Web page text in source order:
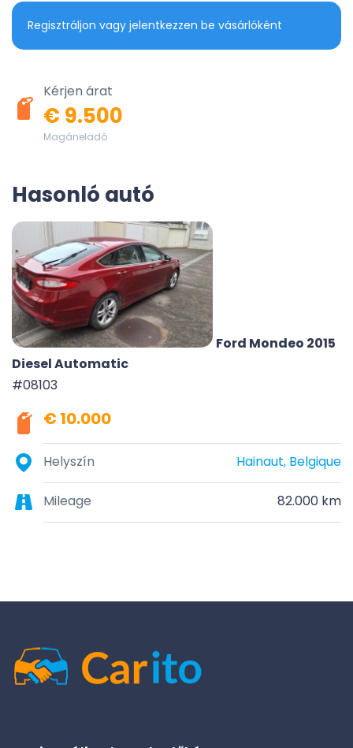
Regisztráljon vagy jelentkezzen be vásárlóként
Kérjen árat
€ 9.500
Magáneladó
Hasonló autó
Ford Mondeo 2015
Diesel Automatic
#08103
€ 10.000
Helyszín Hainaut, Belgique
Mileage 82.000 km